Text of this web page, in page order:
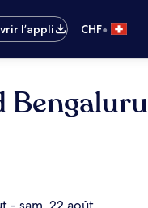
l’appli CHF•
Bengaluru